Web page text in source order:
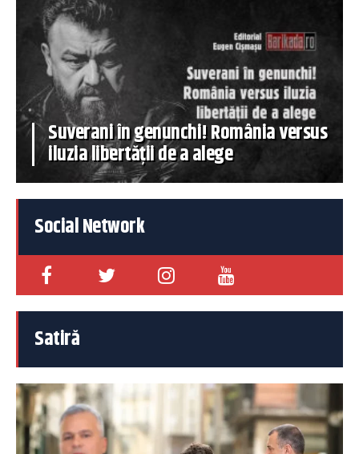
Suverani în genunchi! România versus
iluzia libertății de a alege
Social Network
Satiră